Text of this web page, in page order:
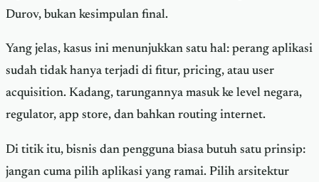
Durov, bukan kesimpulan final.
Yang jelas, kasus ini menunjukkan satu hal: perang aplikasi
sudah tidak hanya terjadi di fitur, pricing, atau user
acquisition. Kadang, tarungannya masuk ke level negara,
regulator, app store, dan bahkan routing internet.
Di titik itu, bisnis dan pengguna biasa butuh satu prinsip:
jangan cuma pilih aplikasi yang ramai. Pilih arsitektur